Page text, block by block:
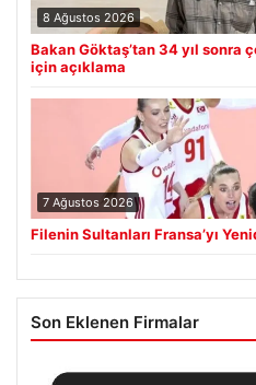
8 Ağustos 2026
Bakan Göktaş’tan 34 yıl sonra
için açıklama
7 Ağustos 2026
Filenin Sultanları Fransa’yı
Son Eklenen Firmalar